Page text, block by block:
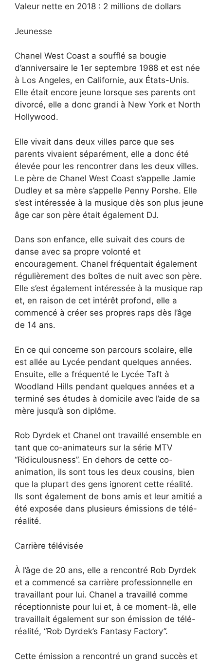
Valeur nette en 2018 : 2 millions de dollars
Jeunesse
Chanel West Coast a soufflé sa bougie
d’anniversaire le 1er septembre 1988 et est née
à Los Angeles, en Californie, aux États-Unis.
Elle était encore jeune lorsque ses parents ont
divorcé, elle a donc grandi à New York et North
Hollywood.
Elle vivait dans deux villes parce que ses
parents vivaient séparément, elle a donc été
élevée pour les rencontrer dans les deux villes.
Le père de Chanel West Coast s’appelle Jamie
Dudley et sa mère s’appelle Penny Porshe. Elle
s’est intéressée à la musique dès son plus jeune
âge car son père était également DJ.
Dans son enfance, elle suivait des cours de
danse avec sa propre volonté et
encouragement. Chanel fréquentait également
régulièrement des boîtes de nuit avec son père.
Elle s’est également intéressée à la musique rap
et, en raison de cet intérêt profond, elle a
commencé à créer ses propres raps dès l’âge
de 14 ans.
En ce qui concerne son parcours scolaire, elle
est allée au Lycée pendant quelques années.
Ensuite, elle a fréquenté le Lycée Taft à
Woodland Hills pendant quelques années et a
terminé ses études à domicile avec l’aide de sa
mère jusqu’à son diplôme.
Rob Dyrdek et Chanel ont travaillé ensemble en
tant que co-animateurs sur la série MTV
“Ridiculousness”. En dehors de cette co-
animation, ils sont tous les deux cousins, bien
que la plupart des gens ignorent cette réalité.
Ils sont également de bons amis et leur amitié a
été exposée dans plusieurs émissions de télé-
réalité.
Carrière télévisée
À l’âge de 20 ans, elle a rencontré Rob Dyrdek
et a commencé sa carrière professionnelle en
travaillant pour lui. Chanel a travaillé comme
réceptionniste pour lui et, à ce moment-là, elle
travaillait également sur son émission de télé-
réalité, “Rob Dyrdek’s Fantasy Factory”.
Cette émission a rencontré un grand succès et